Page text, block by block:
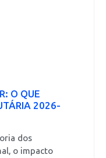
O QUE
2026-
dos
o impacto